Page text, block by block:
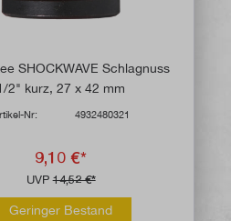
SHOCKWAVE Schlagnuss
2" kurz, 27 x 42 mm
Nr: 4932480321
9,10 €*
UVP14,52 €*
Geringer Bestand